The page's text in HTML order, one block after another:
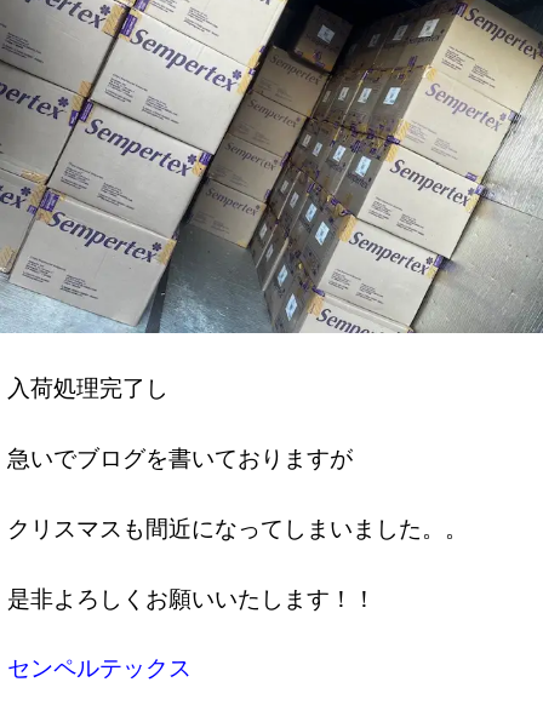
入荷処理完了し
急いでブログを書いておりますが
クリスマスも間近になってしまいました。。
是非よろしくお願いいたします！！
センペルテックス